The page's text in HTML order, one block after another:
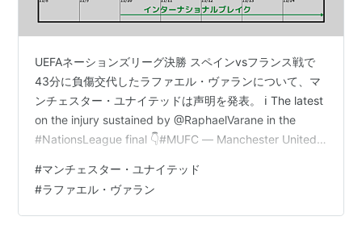
UEFAネーションズリーグ決勝 スペインvsフランス戦で
43分に負傷交代したラファエル・ヴァランについて、マ
ンチェスター・ユナイテッドは声明を発表。 ℹ️ The latest
on the injury sustained by @RaphaelVarane in the
#NationsLeague final 👇#MUFC — Manchester United
ファエル・ヴァランはUEFAネーションズリーグ決勝で鼠
径部の筋肉を痛め、クラブでリハビリを開始しまし
た。」 「彼は数週間の離脱を余儀なくされます」 鼠…
#マンチェスター・ユナイテッド
#ラファエル・ヴァラン